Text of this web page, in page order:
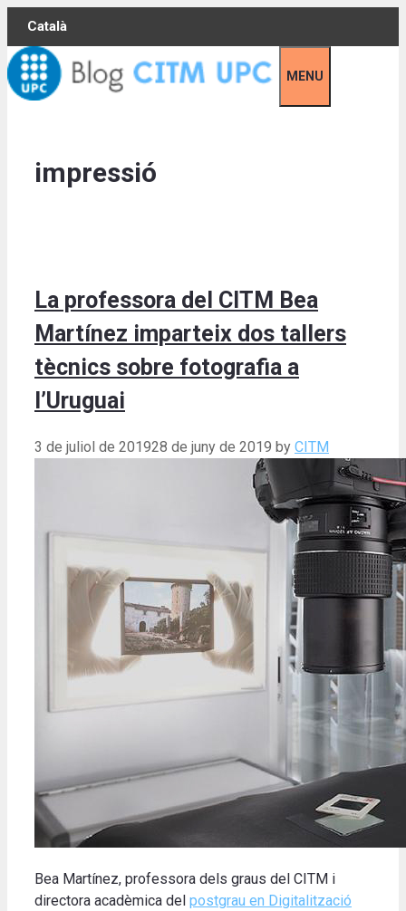
Skip
content
Català
MENU
impressió
La professora del CITM Bea
Martínez imparteix dos tallers
tècnics sobre fotografia a
l’Uruguai
3 de juliol de 201928 de juny de 2019 by CITM
Bea Martínez, professora dels graus del CITM i
directora acadèmica del postgrau en Digitalització